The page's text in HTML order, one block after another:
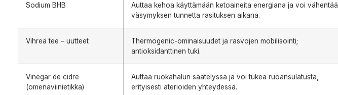
Sodium BHB
Auttaa kehoa käyttämään ketoaineita energiana ja voi vähentää
väsymyksen tunnetta rasituksen aikana.
Vihreä tee – uutteet
Thermogenic-ominaisuudet ja rasvojen mobilisointi;
antioksidanttinen tuki.
Vinegar de cidre
(omenaviinietikka)
Auttaa ruokahalun säätelyssä ja voi tukea ruoansulatusta,
erityisesti aterioiden yhteydessä.